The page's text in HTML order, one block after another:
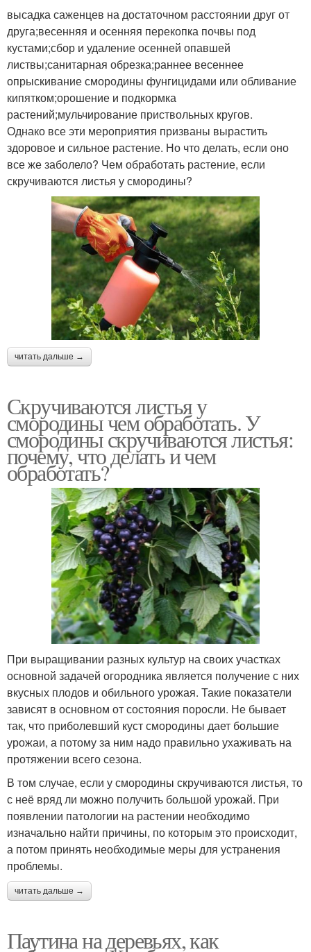
высадка саженцев на достаточном расстоянии друг от
друга;весенняя и осенняя перекопка почвы под
кустами;сбор и удаление осенней опавшей
листвы;санитарная обрезка;раннее весеннее
опрыскивание смородины фунгицидами или обливание
кипятком;орошение и подкормка
растений;мульчирование приствольных кругов.
Однако все эти мероприятия призваны вырастить
здоровое и сильное растение. Но что делать, если оно
все же заболело? Чем обработать растение, если
скручиваются листья у смородины?
читать дальше →
Скручиваются листья у
смородины чем обработать. У
смородины скручиваются листья:
почему, что делать и чем
обработать?
При выращивании разных культур на своих участках
основной задачей огородника является получение с них
вкусных плодов и обильного урожая. Такие показатели
зависят в основном от состояния поросли. Не бывает
так, что приболевший куст смородины дает большие
урожаи, а потому за ним надо правильно ухаживать на
протяжении всего сезона.
В том случае, если у смородины скручиваются листья, то
с неё вряд ли можно получить большой урожай. При
появлении патологии на растении необходимо
изначально найти причины, по которым это происходит,
а потом принять необходимые меры для устранения
проблемы.
читать дальше →
Паутина на деревьях, как